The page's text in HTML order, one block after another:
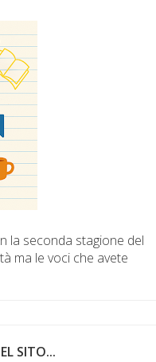
la seconda stagione del
ma le voci che avete
SITO...